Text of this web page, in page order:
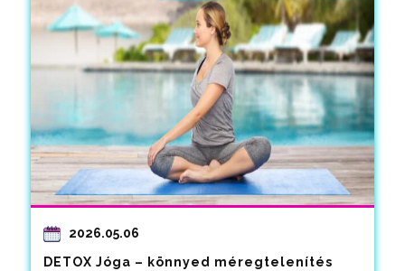
2026.05.06
DETOX Jóga – könnyed méregtelenítés